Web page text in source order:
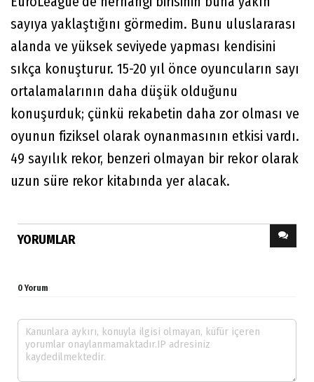
sayıya yaklaştığını görmedim. Bunu uluslararası
alanda ve yüksek seviyede yapması kendisini
sıkça konuşturur. 15-20 yıl önce oyuncuların sayı
ortalamalarının daha düşük olduğunu
konuşurduk; çünkü rekabetin daha zor olması ve
oyunun fiziksel olarak oynanmasının etkisi vardı.
49 sayılık rekor, benzeri olmayan bir rekor olarak
uzun süre rekor kitabında yer alacak.
YORUMLAR
0 Yorum